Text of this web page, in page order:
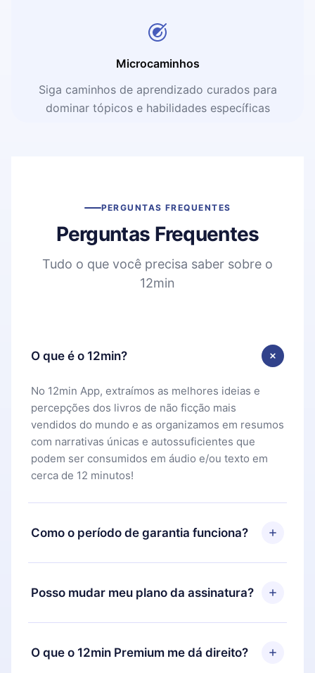
Microcaminhos
Siga caminhos de aprendizado curados para
dominar tópicos e habilidades específicas
PERGUNTAS FREQUENTES
Perguntas Frequentes
Tudo o que você precisa saber sobre o
12min
O que é o 12min?
No 12min App, extraímos as melhores ideias e
percepções dos livros de não ficção mais
vendidos do mundo e as organizamos em resumos
com narrativas únicas e autossuficientes que
podem ser consumidos em áudio e/ou texto em
cerca de 12 minutos!
Como o período de garantia funciona?
Você pode baixar nosso aplicativo e começar a
aproveitar nossa biblioteca. Se por algum motivo
não ficar satisfeito com nossa plataforma, basta
e solicitar o reembolso do valor. Você receberá
Posso mudar meu plano da assinatura?
Sim, mas a mudança só se aplicará a partir do
próximo período de cobrança. Por exemplo, se
você decidiu mudar sua assinatura mensal para
O que o 12min Premium me dá direito?